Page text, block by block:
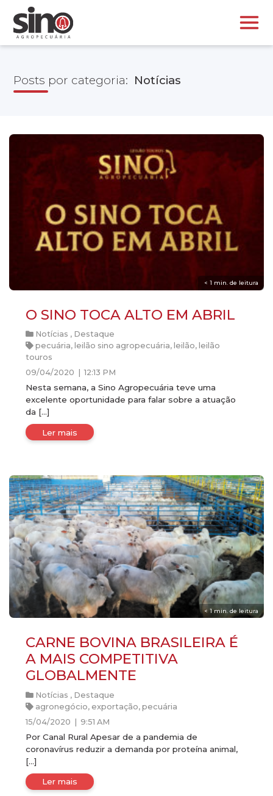
Posts por categoria: Notícias
< 1 min. de leitura
O SINO TOCA ALTO EM ABRIL
Notícias , Destaque
pecuária, leilão sino agropecuária, leilão, leilão
touros
09/04/2020 | 12:13 PM
Nesta semana, a Sino Agropecuária teve uma
excelente oportunidade para falar sobre a atuação
da […]
Ler mais
< 1 min. de leitura
CARNE BOVINA BRASILEIRA É
A MAIS COMPETITIVA
GLOBALMENTE
Notícias , Destaque
agronegócio, exportação,pecuária
15/04/2020 | 9:51 AM
Por Canal Rural Apesar de a pandemia de
coronavírus reduzir a demanda por proteína animal,
[…]
Ler mais